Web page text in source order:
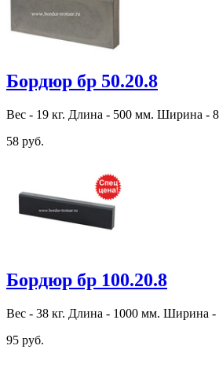
Бордюр бр 50.20.8
Вес - 19 кг. Длина - 500 мм. Ширина -
58 руб.
Бордюр бр 100.20.8
Вес - 38 кг. Длина - 1000 мм. Ширина
95 руб.